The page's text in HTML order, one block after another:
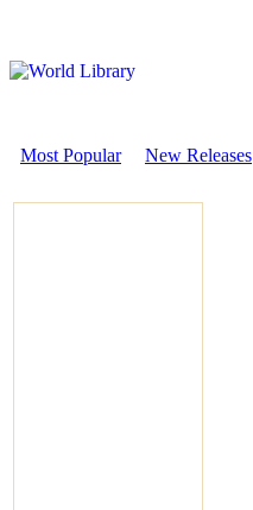
Most Popular New Releases